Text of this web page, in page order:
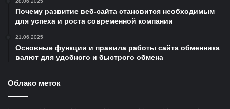
Почему развитие веб-сайта становится необходимым
для успеха и роста современной компании
21.06.2025
Основные функции и правила работы сайта обменника
валют для удобного и быстрого обмена
Облако меток